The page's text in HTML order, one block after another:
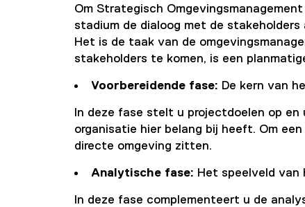
Om Strategisch
stadium de dialoog met de
Het is de taak van de
stakeholders te komen, is een
Voorbereidende fase: De kern van
In deze fase stelt u projectdoelen op
organisatie hier belang bij heeft. Om
directe omgeving zitten.
Analytische fase: Het speelveld van
In deze fase complementeert u de